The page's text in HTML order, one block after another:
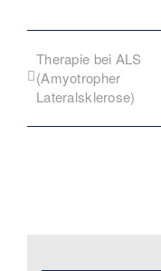
Therapie bei ALS
(Amyotropher
Lateralsklerose)